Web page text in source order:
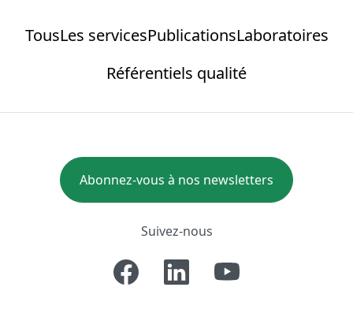
TousLes servicesPublicationsLaboratoires
Référentiels qualité
Abonnez-vous à nos newsletters
Suivez-nous